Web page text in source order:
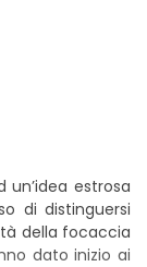
un’idea estrosa
di distinguersi
della focaccia
dato inizio ai